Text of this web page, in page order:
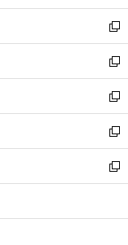
開
く
ウ
で
開
く
ン
ド
ウ
で
開
く
ウ
ィ
ン
ド
ウ
で
開
く
新
し
い
ウ
ィ
ン
ド
ウ
で
開
新
し
い
ウ
ィ
ン
ド
ウ
開
新
し
い
ウ
ィ
ン
ウ
新
し
い
ウ
ン
新
し
ウ